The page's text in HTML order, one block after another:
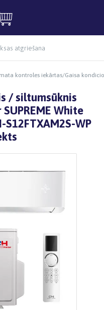
atgriešana
kontroles iekārtas/Gaisa
/ siltumsūknis
White
WP